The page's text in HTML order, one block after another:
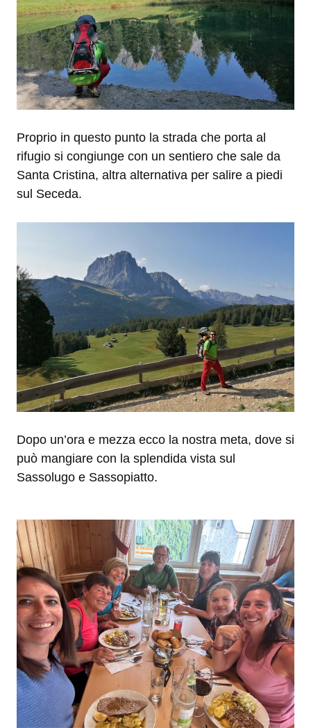
Proprio in questo punto la strada che porta al
rifugio si congiunge con un sentiero che sale da
Santa Cristina, altra alternativa per salire a piedi
sul Seceda.
Dopo un’ora e mezza ecco la nostra meta, dove si
può mangiare con la splendida vista sul
Sassolugo e Sassopiatto.